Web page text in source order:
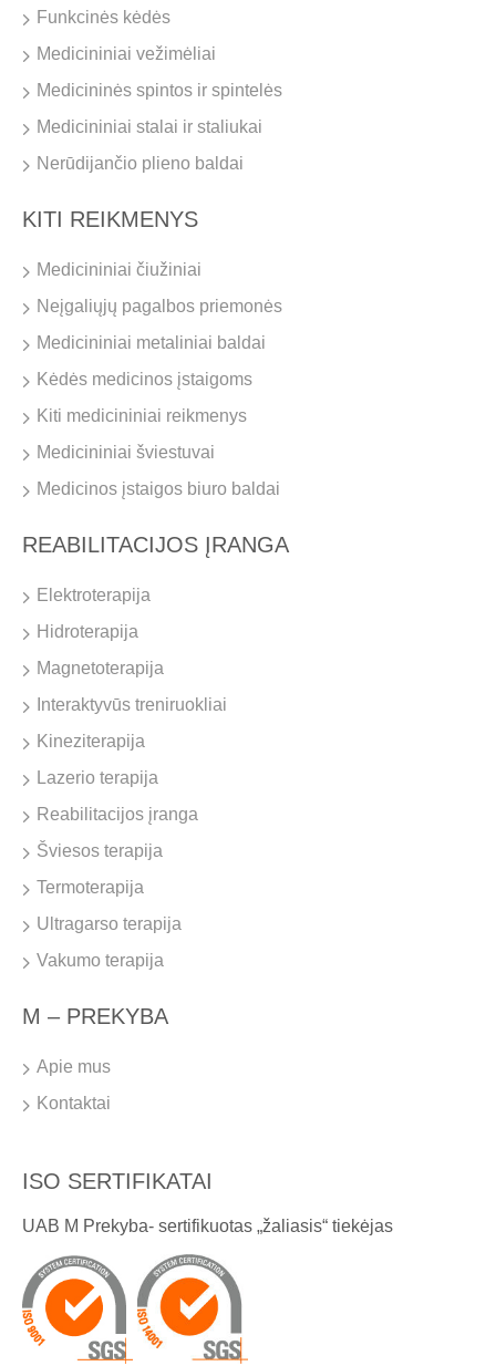
Funkcinės kėdės
Medicininiai vežimėliai
Medicininės spintos ir spintelės
Medicininiai stalai ir staliukai
Nerūdijančio plieno baldai
KITI REIKMENYS
Medicininiai čiužiniai
Neįgaliųjų pagalbos priemonės
Medicininiai metaliniai baldai
Kėdės medicinos įstaigoms
Kiti medicininiai reikmenys
Medicininiai šviestuvai
Medicinos įstaigos biuro baldai
REABILITACIJOS ĮRANGA
Elektroterapija
Hidroterapija
Magnetoterapija
Interaktyvūs treniruokliai
Kineziterapija
Lazerio terapija
Reabilitacijos įranga
Šviesos terapija
Termoterapija
Ultragarso terapija
Vakumo terapija
M – PREKYBA
Apie mus
Kontaktai
ISO SERTIFIKATAI
UAB M Prekyba- sertifikuotas „žaliasis“ tiekėjas